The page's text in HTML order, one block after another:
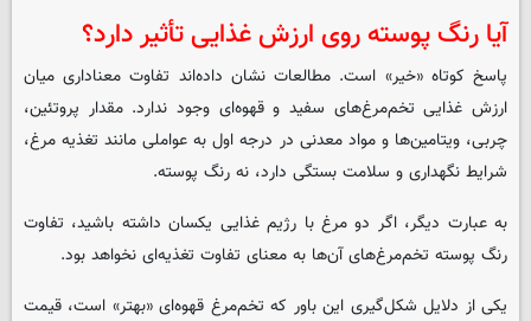
آیا رنگ پوسته روی ارزش غذایی تأثیر دارد؟
پاسخ کوتاه «خیر» است. مطالعات نشان داده‌اند تفاوت معناداری میان
ارزش غذایی تخم‌مرغ‌های سفید و قهوه‌ای وجود ندارد. مقدار پروتئین،
چربی، ویتامین‌ها و مواد معدنی در درجه اول به عواملی مانند تغذیه مرغ،
شرایط نگهداری و سلامت بستگی دارد، نه رنگ پوسته.
به عبارت دیگر، اگر دو مرغ با رژیم غذایی یکسان داشته باشید، تفاوت
رنگ پوسته تخم‌مرغ‌های آن‌ها به معنای تفاوت تغذیه‌ای نخواهد بود.
یکی از دلایل شکل‌گیری این باور که تخم‌مرغ قهوه‌ای «بهتر» است، قیمت